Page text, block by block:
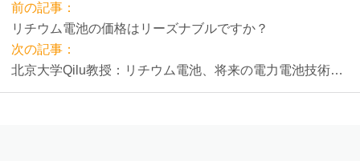
前の記事：
リチウム電池の価格はリーズナブルですか？
次の記事：
北京大学Qilu教授：リチウム電池、将来の電力電池技術の
方向性